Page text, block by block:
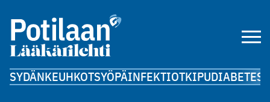
SYDÄNKEUHKOTSYÖPÄINFEKTIOTKIPUDIABETES